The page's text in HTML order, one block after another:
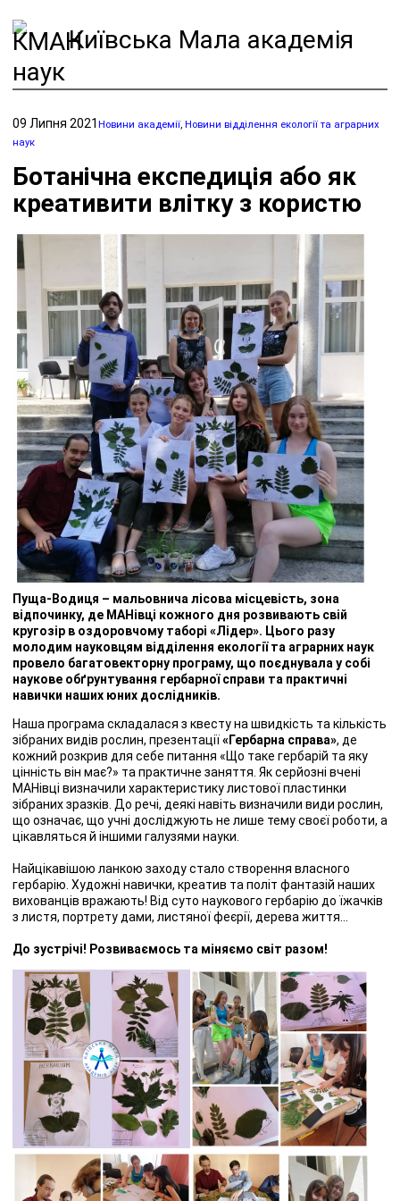
Київська Мала академія
наук
09 Липня 2021 Новини академії, Новини відділення екології та аграрних
наук
Ботанічна експедиція або як
креативити влітку з користю
Пуща-Водиця – мальовнича лісова місцевість, зона
відпочинку, де МАНівці кожного дня розвивають свій
кругозір в оздоровчому таборі «Лідер». Цього разу
молодим науковцям відділення екології та аграрних наук
провело багатовекторну програму, що поєднувала у собі
наукове обґрунтування гербарної справи та практичні
навички наших юних дослідників.
Наша програма складалася з квесту на швидкість та кількість
зібраних видів рослин, презентації«Гербарна справа», де
кожний розкрив для себе питання «Що таке гербарій та яку
цінність він має?» та практичне заняття. Як серйозні вчені
МАНівці визначили характеристику листової пластинки
зібраних зразків. До речі, деякі навіть визначили види рослин,
що означає, що учні досліджують не лише тему своєї роботи, а
цікавляться й іншими галузями науки.
Найцікавішою ланкою заходу стало створення власного
гербарію. Художні навички, креатив та політ фантазій наших
вихованців вражають! Від суто наукового гербарію до їжачків
з листя, портрету дами, листяної феєрії, дерева життя…
До зустрічі! Розвиваємось та міняємо світ разом!